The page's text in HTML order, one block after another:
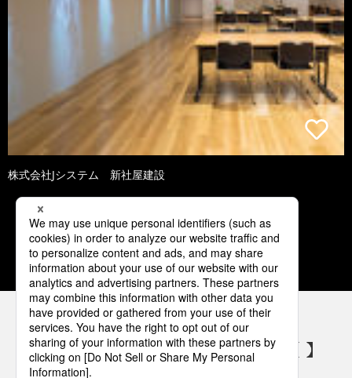
株式会社Jシステム 新社屋建設
2 3 4 5 6
パナソニックの電気設備 SNSアカウント